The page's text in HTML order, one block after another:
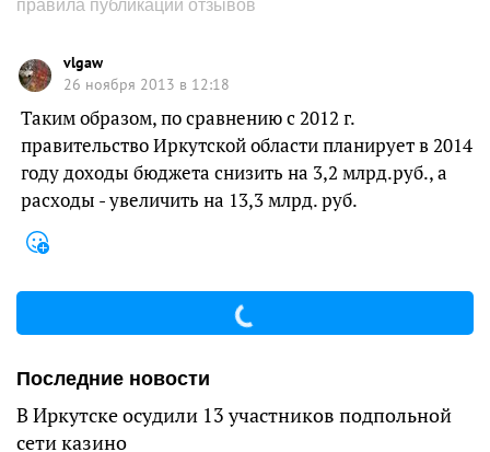
правила публикации отзывов
vlgaw
26 ноября 2013 в 12:18
Таким образом, по сравнению с 2012 г.
правительство Иркутской области планирует в 2014
году доходы бюджета снизить на 3,2 млрд.руб., а
расходы - увеличить на 13,3 млрд. руб.
Последние новости
В Иркутске осудили 13 участников подпольной
сети казино